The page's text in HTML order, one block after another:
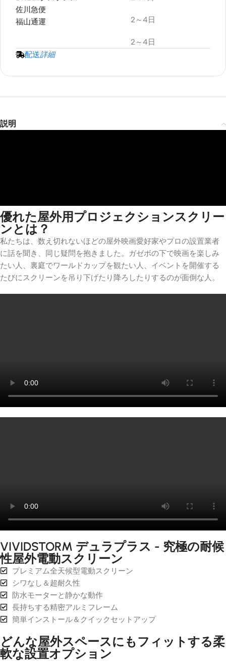
佐川急便
福山通運
2～4日
2～4日
配送詳細
説明
優れた屋外用プロジェクションスクリー
ンとは？
私たちは、数え切れないほどの屋外映画愛好家やプロの設置業者
に話を聞き、同じ疑問を抱きました。ガゼボの下で映画を楽しみ
たい人、裏庭でワールドカップを観たい人、イベントを開催する
たびにスクリーンを吊り下げたり降ろしたりするのが面倒な人。
VIVIDSTORM デュラプラス - 究極の耐候
性屋外電動スクリーン
プレミアム全天候型電動スクリーン
シワなし＆超耐久性
防水モーターと静かな動作
長持ちする精密アルミフレーム
簡単インストール＆クイックセットアップ
どんな屋外スペースにもフィットする柔
軟な設置オプション